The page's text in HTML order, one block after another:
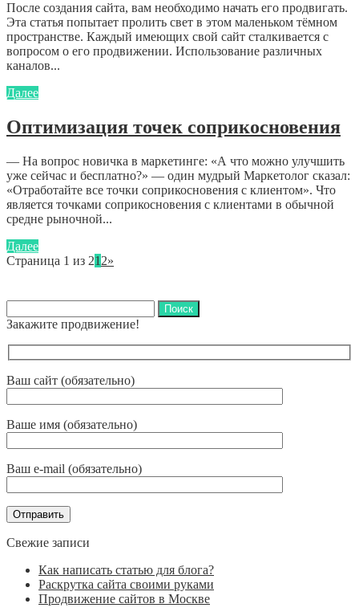
После создания сайта, вам необходимо начать его продвигать.
Эта статья попытает пролить свет в этом маленьком тёмном
пространстве. Каждый имеющих свой сайт сталкивается с
вопросом о его продвижении. Использование различных
каналов...
Далее
Оптимизация точек соприкосновения
— На вопрос новичка в маркетинге: «А что можно улучшить
уже сейчас и бесплатно?» — один мудрый Маркетолог сказал:
«Отработайте все точки соприкосновения с клиентом». Что
является точками соприкосновения с клиентами в обычной
средне рыночной...
Далее
Страница 1 из 21 2»
Закажите продвижение!
Ваш сайт (обязательно)
Ваше имя (обязательно)
Ваш e-mail (обязательно)
Свежие записи
Как написать статью для блога?
Раскрутка сайта своими руками
Продвижение сайтов в Москве